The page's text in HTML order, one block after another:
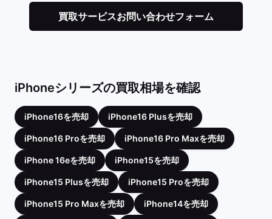
買取サービスお問い合わせフォーム
iPhoneシリーズの買取相場を確認
iPhone16を売却 iPhone16 Plusを売却
iPhone16 Proを売却 iPhone16 Pro Maxを売却
iPhone 16eを売却 iPhone15を売却
iPhone15 Plusを売却 iPhone15 Proを売却
iPhone15 Pro Maxを売却 iPhone14を売却